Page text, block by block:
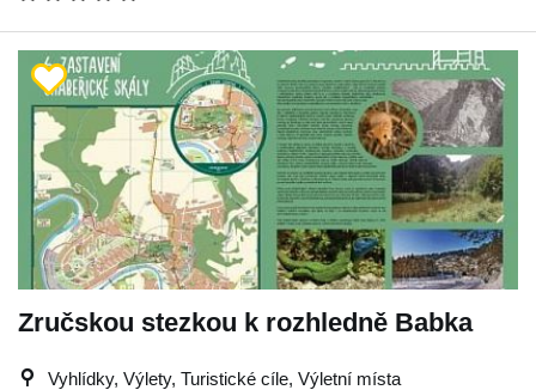
Zručskou stezkou k rozhledně Babka
Vyhlídky, Výlety, Turistické cíle, Výletní místa